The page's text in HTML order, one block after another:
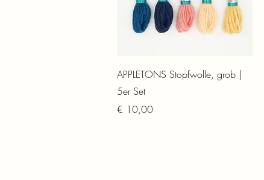
Schnellansicht
APPLETONS Stopfwolle, grob |
5er Set
Preis
€ 10,00